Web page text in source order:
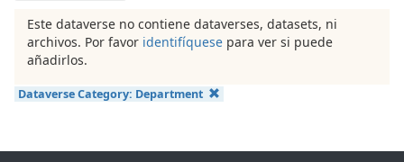
Este dataverse no contiene dataverses, datasets, ni
archivos. Por favor identifíquese para ver si puede
añadirlos.
Dataverse Category: Department